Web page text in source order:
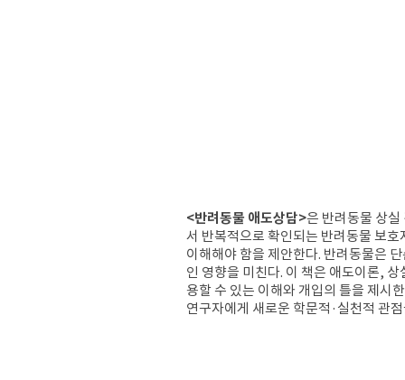
<반려동물 애도상담>은 반려동물 상실
서 반복적으로 확인되는 반려동물 보
이해해야 함을 제안한다. 반려동물은
인 영향을 미친다. 이 책은 애도이론,
용할 수 있는 이해와 개입의 틀을 제시
연구자에게 새로운 학문적·실천적 관